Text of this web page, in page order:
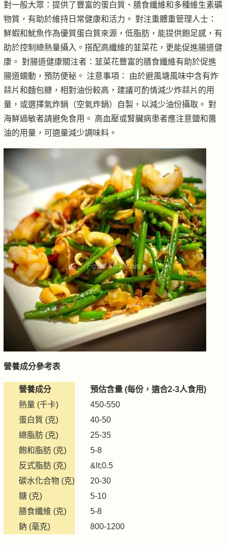
對一般大眾：提供了豐富的蛋白質、膳食纖維和多種維生素礦
物質，有助於維持日常健康和活力。 對注重體重管理人士：
鮮蝦和魷魚作為優質蛋白質來源，低脂肪，能提供飽足感，有
助於控制總熱量攝入。搭配高纖維的韮菜花，更能促進腸道健
康。 對腸道健康關注者：韮菜花豐富的膳食纖維有助於促進
腸道蠕動，預防便秘。 注意事項： 由於避風塘風味中含有炸
蒜片和麵包糠，相對油份較高，建議可酌情減少炸蒜片的用
量，或選擇氣炸鍋（空氣炸鍋）自製，以減少油份攝取。 對
海鮮過敏者請避免食用。 高血壓或腎臟病患者應注意鹽和醬
油的用量，可適量減少調味料。
營養成分參考表
營養成分
預估含量 (每份，適合2-3人食用)
熱量 (千卡)
450-550
蛋白質 (克)
40-50
總脂肪 (克)
25-35
飽和脂肪 (克)
5-8
反式脂肪 (克)
&lt;0.5
碳水化合物 (克)
20-30
糖 (克)
5-10
膳食纖維 (克)
5-8
鈉 (毫克)
800-1200